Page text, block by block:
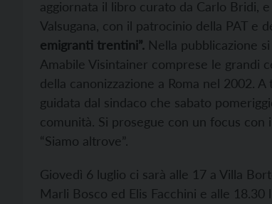
aggiornata il libro curato da Carlo Bridi,
Valsugana, con il patrocinio della PAT e
emigranti trentini”. Nella pubblicazione
Amabile Visintainer comprese le grandi
della canonizzazione a Roma nel 2002.
guidata dal sindaco che sabato
comunità. Si prosegue con un focus
“Siamo altrove”.
Giovedì 6 luglio ci sarà alle 17 a Villa
Marli Bosco ed Elis Facchini e alle